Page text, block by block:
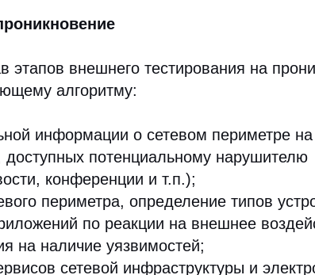
этапов внешнего тестирования на
алгоритму:
информации о сетевом периметре
потенциальному нарушителю
конференции и т.п.);
периметра, определение типов
по реакции на внешнее
на наличие уязвимостей;
сетевой инфраструктуры и